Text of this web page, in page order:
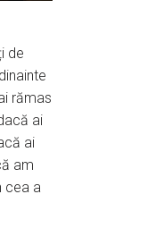
de
rămas
ai
ai
am
cea a